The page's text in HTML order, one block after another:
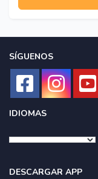
SÍGUENOS
IDIOMAS
DESCARGAR APP